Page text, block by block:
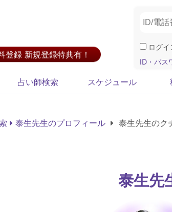
登録 新規登録特典有！
ログ
ID・パス
占い師検索 スケジュール
泰生先生のプロフィール 泰生先生のク
泰生先